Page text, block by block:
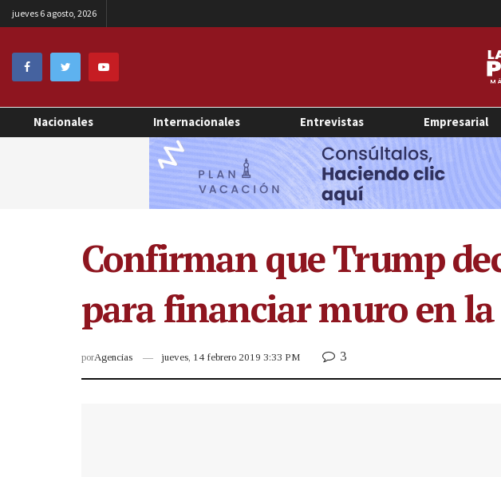
jueves 6 agosto, 2026
Nacionales Internacionales Entrevistas Empresarial
Confirman que Trump
para financiar muro en
porAgencias jueves, 14 febrero 2019 3:33 PM 3